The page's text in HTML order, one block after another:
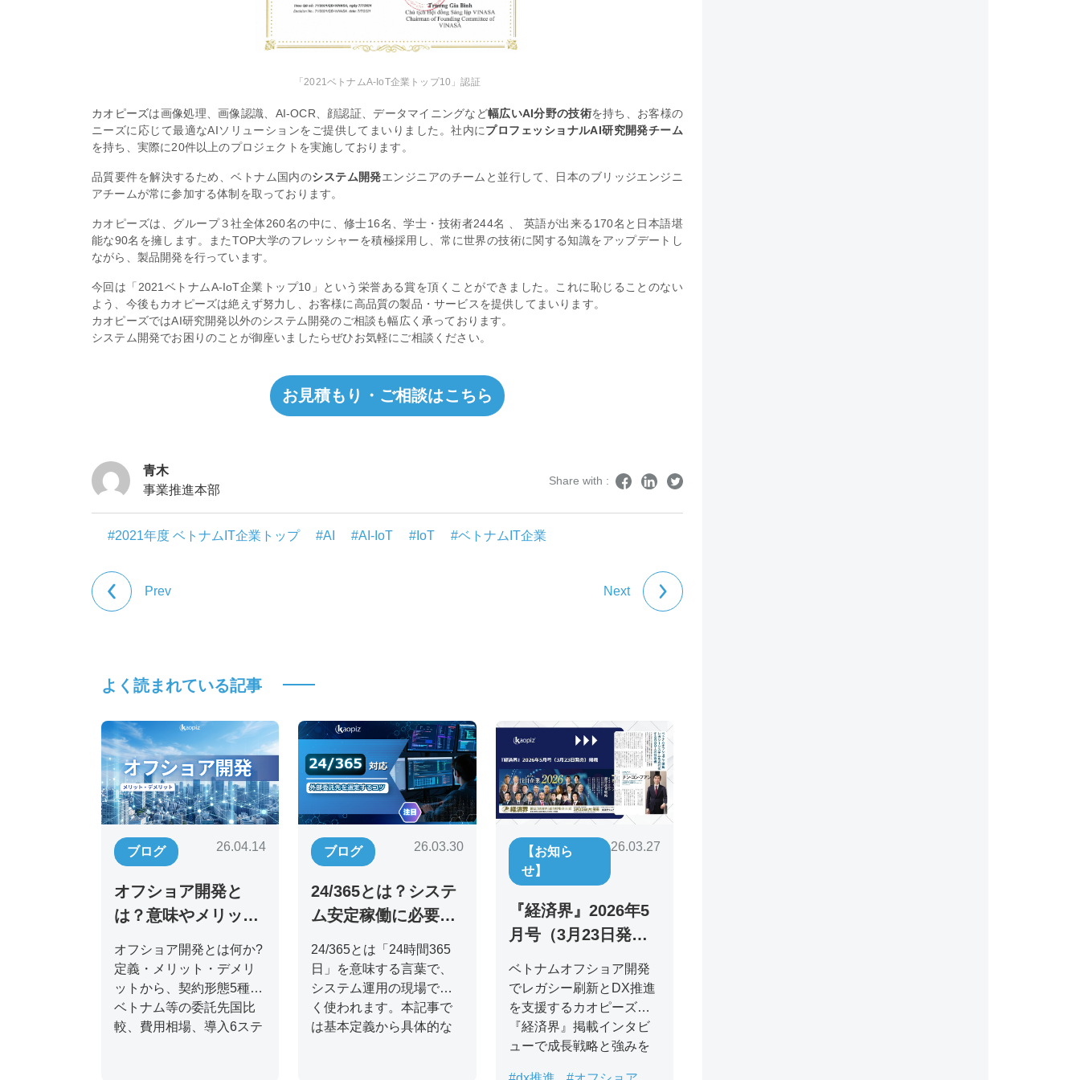
「2021ベトナムA-IoT企業トップ10」認証
カオピーズは画像処理、画像認識、AI-OCR、顔認証、データマイニングなど幅広いAI分野の技術を持ち、お客様の
ニーズに応じて最適なAIソリューションをご提供してまいりました。社内にプロフェッショナルAI研究開発チーム
を持ち、実際に20件以上のプロジェクトを実施しております。
品質要件を解決するため、ベトナム国内のシステム開発エンジニアのチームと並行して、日本のブリッジエンジニ
アチームが常に参加する体制を取っております。
カオピーズは、グループ３社全体260名の中に、修士16名、学士・技術者244名 、 英語が出来る170名と日本語堪
能な90名を擁します。またTOP大学のフレッシャーを積極採用し、常に世界の技術に関する知識をアップデートし
ながら、製品開発を行っています。
今回は「2021ベトナムA-IoT企業トップ10」という栄誉ある賞を頂くことができました。これに恥じることのない
よう、今後もカオピーズは絶えず努力し、お客様に高品質の製品・サービスを提供してまいります。
カオピーズではAI研究開発以外のシステム開発のご相談も幅広く承っております。
システム開発でお困りのことが御座いましたらぜひお気軽にご相談ください。
お見積もり・ご相談はこちら
青木
事業推進本部
Share with :
#2021年度 ベトナムIT企業トップ #AI #AI-IoT #IoT #ベトナムIT企業
Prev Next
よく読まれている記事
ブログ 26.04.14
オフショア開発と
は？意味やメリッ
ト、失敗しない進め
方を紹介
オフショア開発とは何か?
定義・メリット・デメリ
ットから、契約形態5種、
ベトナム等の委託先国比
較、費用相場、導入6ステ
ブログ 26.03.30
24/365とは？システ
ム安定稼働に必要な
運用体制・コストを
解説
24/365とは「24時間365
日」を意味する言葉で、
システム運用の現場でよ
く使われます。本記事で
は基本定義から具体的な
【お知ら
せ】
26.03.27
『経済界』2026年5
月号（3月23日発
売）掲載：ベトナム
オフショアでレガシ
ー刷新を推進するカ
オピーズ代表取締役
チン・コン・フアン
ベトナムオフショア開発
でレガシー刷新とDX推進
を支援するカオピーズ。
『経済界』掲載インタビ
ューで成長戦略と強みを